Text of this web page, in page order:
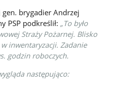
brygadier Andrzej
PSP podkreślił:„To było
Straży Pożarnej. Blisko
w inwentaryzacji. Zadanie
godzin roboczych.
następująco: